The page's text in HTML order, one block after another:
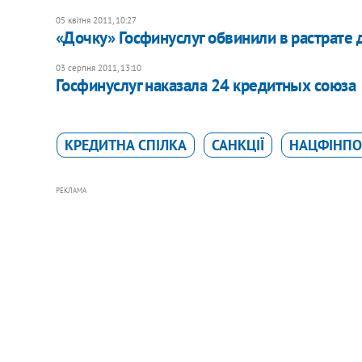
05 квітня 2011, 10:27
«Дочку» Госфинуслуг обвинили в растрате
03 серпня 2011, 13:10
Госфинуслуг наказала 24 кредитных союза
КРЕДИТНА СПІЛКА САНКЦІЇ
РЕКЛАМА